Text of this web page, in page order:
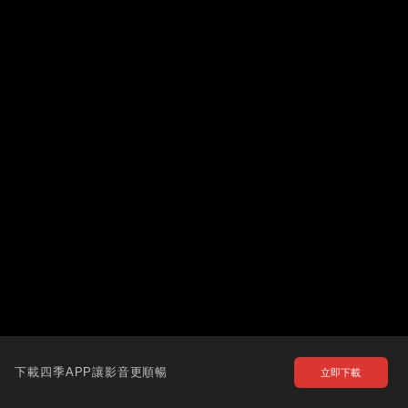
下載四季APP讓影音更順暢 立即下載